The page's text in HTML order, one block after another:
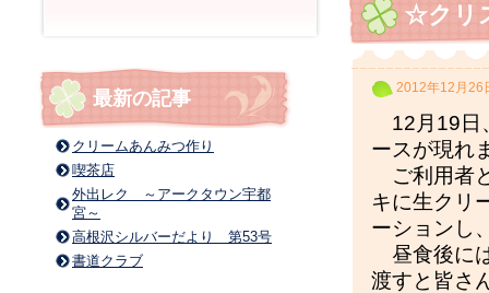
☆クリ
2012年12月26
12月19日
ースが現
ご利用者
キに生クリ
ーションし
昼食後に
渡すと皆さ
最新の記事
クリームあんみつ作り
喫茶店
外出レク ～アークタウン宇都
宮～
高根沢シルバーだより 第53号
書道クラブ